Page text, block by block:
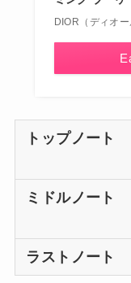
DIOR（ディオー
トップノート
ミドルノート
ラストノート